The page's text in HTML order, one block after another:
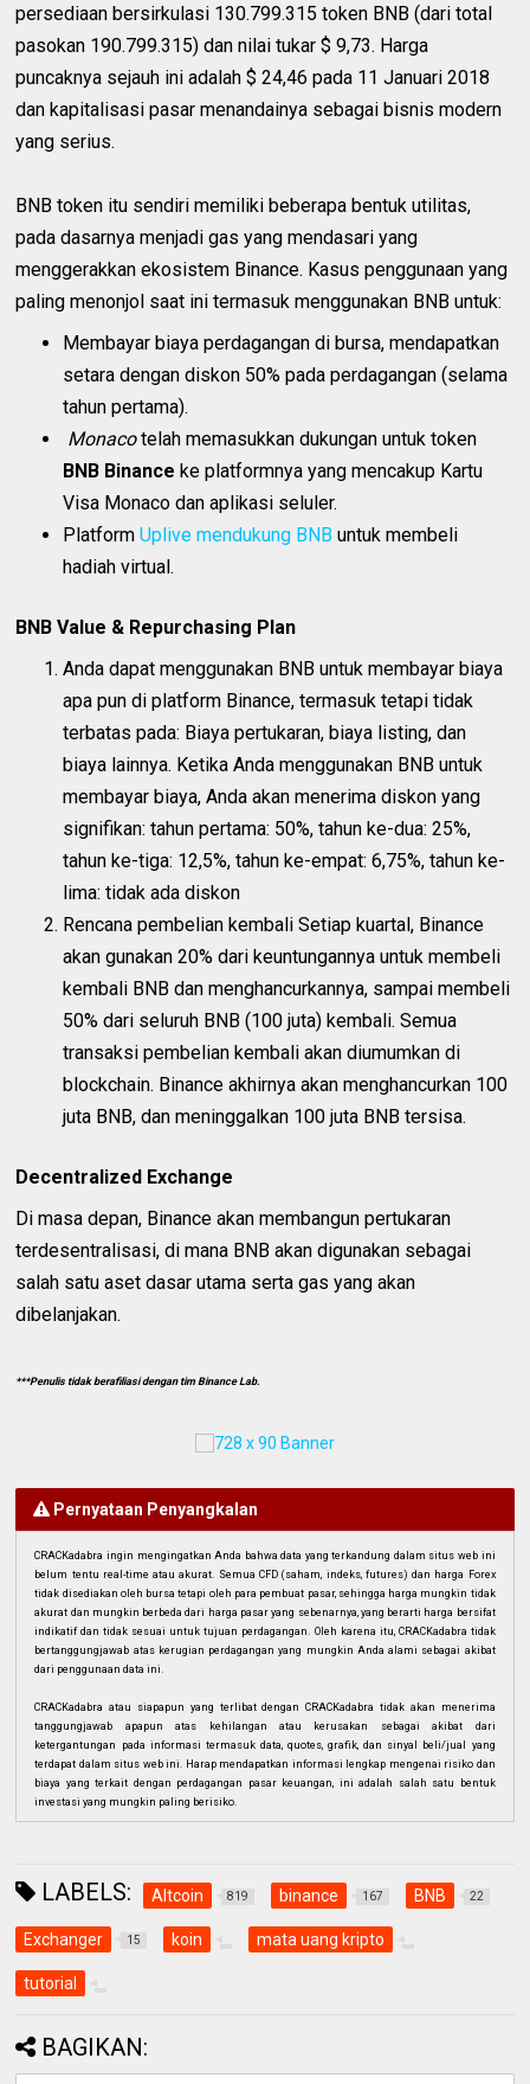
persediaan bersirkulasi 130.799.315 token BNB (dari total
pasokan 190.799.315) dan nilai tukar $ 9,73. Harga
puncaknya sejauh ini adalah $ 24,46 pada 11 Januari 2018
dan kapitalisasi pasar menandainya sebagai bisnis modern
yang serius.
BNB token itu sendiri memiliki beberapa bentuk utilitas,
pada dasarnya menjadi gas yang mendasari yang
menggerakkan ekosistem Binance. Kasus penggunaan yang
paling menonjol saat ini termasuk menggunakan BNB untuk:
Membayar biaya perdagangan di bursa, mendapatkan
setara dengan diskon 50% pada perdagangan (selama
tahun pertama).
Monacotelah memasukkan dukungan untuk token
BNB Binance ke platformnya yang mencakup Kartu
Visa Monaco dan aplikasi seluler.
PlatformUplive mendukung BNB untuk membeli
hadiah virtual.
BNB Value & Repurchasing Plan
Anda dapat menggunakan BNB untuk membayar biaya
apa pun di platform Binance, termasuk tetapi tidak
terbatas pada: Biaya pertukaran, biaya listing, dan
biaya lainnya. Ketika Anda menggunakan BNB untuk
membayar biaya, Anda akan menerima diskon yang
signifikan: tahun pertama: 50%, tahun ke-dua: 25%,
tahun ke-tiga: 12,5%, tahun ke-empat: 6,75%, tahun ke-
lima: tidak ada diskon
Rencana pembelian kembali Setiap kuartal, Binance
akan gunakan 20% dari keuntungannya untuk membeli
kembali BNB dan menghancurkannya, sampai membeli
50% dari seluruh BNB (100 juta) kembali. Semua
transaksi pembelian kembali akan diumumkan di
blockchain. Binance akhirnya akan menghancurkan 100
juta BNB, dan meninggalkan 100 juta BNB tersisa.
Decentralized Exchange
Di masa depan, Binance akan membangun pertukaran
terdesentralisasi, di mana BNB akan digunakan sebagai
salah satu aset dasar utama serta gas yang akan
dibelanjakan.
***Penulis tidak berafiliasi dengan tim Binance Lab.
Pernyataan Penyangkalan
CRACKadabra ingin mengingatkan Anda bahwa data yang terkandung dalam situs web ini
belum tentu real-time atau akurat. Semua CFD (saham, indeks, futures) dan harga Forex
tidak disediakan oleh bursa tetapi oleh para pembuat pasar, sehingga harga mungkin tidak
akurat dan mungkin berbeda dari harga pasar yang sebenarnya, yang berarti harga bersifat
indikatif dan tidak sesuai untuk tujuan perdagangan. Oleh karena itu, CRACKadabra tidak
bertanggungjawab atas kerugian perdagangan yang mungkin Anda alami sebagai akibat
dari penggunaan data ini.
CRACKadabra atau siapapun yang terlibat dengan CRACKadabra tidak akan menerima
tanggungjawab apapun atas kehilangan atau kerusakan sebagai akibat dari
ketergantungan pada informasi termasuk data, quotes, grafik, dan sinyal beli/jual yang
terdapat dalam situs web ini. Harap mendapatkan informasi lengkap mengenai risiko dan
biaya yang terkait dengan perdagangan pasar keuangan, ini adalah salah satu bentuk
investasi yang mungkin paling berisiko.
LABELS: Altcoin 819 binance 167 BNB 22
Exchanger 15 koin mata uang kripto
tutorial
BAGIKAN: